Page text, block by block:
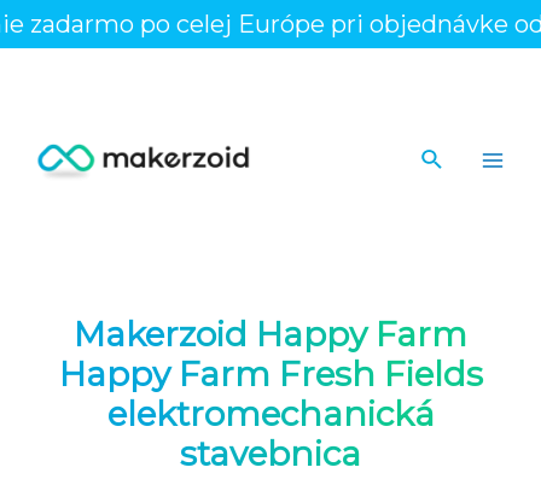
Preskočiť
na
po celej Európe pri objednávke od 100
Hľadať
Makerzoid Happy Farm
Happy Farm Fresh Fields
elektromechanická
stavebnica